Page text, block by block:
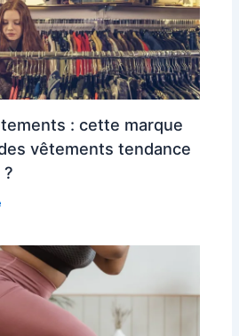
: cette marque
vêtements tendance